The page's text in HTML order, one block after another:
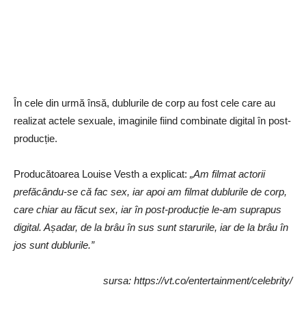
În cele din urmă însă, dublurile de corp au fost cele care au
realizat actele sexuale, imaginile fiind combinate digital în post-
producție.
Producătoarea Louise Vesth a explicat: „Am filmat actorii
prefăcându-se că fac sex, iar apoi am filmat dublurile de corp,
care chiar au făcut sex, iar în post-producție le-am suprapus
digital. Așadar, de la brâu în sus sunt starurile, iar de la brâu în
jos sunt dublurile.”
sursa: https://vt.co/entertainment/celebrity/